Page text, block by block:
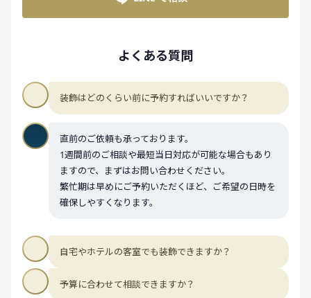
よくある質問
装飾はどのくらい前に予約すればいいですか？
直前のご依頼も承っております。
1週間前のご相談や最短当日対応が可能な場合もあり
ますので、まずはお問い合わせください。
繁忙期は早めにご予約いただくほど、ご希望の日時を
確保しやすくなります。
自宅やホテルの客室でも装飾できますか？
予算に合わせて相談できますか？